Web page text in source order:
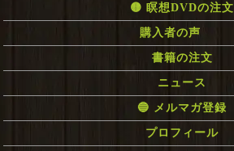
🟡 瞑想DVDの注文
購入者の声
書籍の注文
ニュース
🔵 メルマガ登録
プロフィール